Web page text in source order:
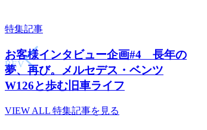
特集記事
お客様インタビュー企画#4 長年の
夢、再び。メルセデス・ベンツ
W126と歩む旧車ライフ
PREV
VIEW ALL 特集記事を見る